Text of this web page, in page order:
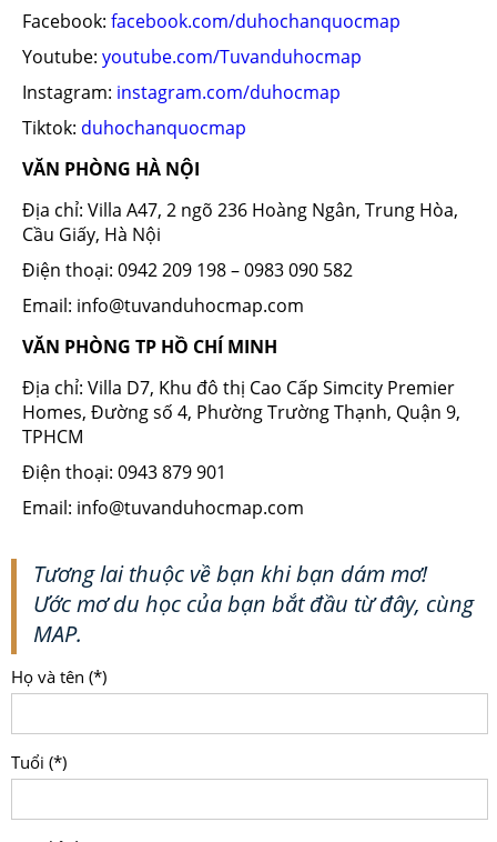
Facebook: facebook.com/duhochanquocmap
Youtube: youtube.com/Tuvanduhocmap
Instagram: instagram.com/duhocmap
Tiktok: duhochanquocmap
VĂN PHÒNG HÀ NỘI
Địa chỉ: Villa A47, 2 ngõ 236 Hoàng Ngân, Trung Hòa,
Cầu Giấy, Hà Nội
Điện thoại: 0942 209 198 – 0983 090 582
Email: info@tuvanduhocmap.com
VĂN PHÒNG TP HỒ CHÍ MINH
Địa chỉ: Villa D7, Khu đô thị Cao Cấp Simcity Premier
Homes, Đường số 4, Phường Trường Thạnh, Quận 9,
TPHCM
Điện thoại: 0943 879 901
Email: info@tuvanduhocmap.com
Tương lai thuộc về bạn khi bạn dám mơ!
Ước mơ du học của bạn bắt đầu từ đây, cùng
MAP.
Họ và tên (*)
Tuổi (*)